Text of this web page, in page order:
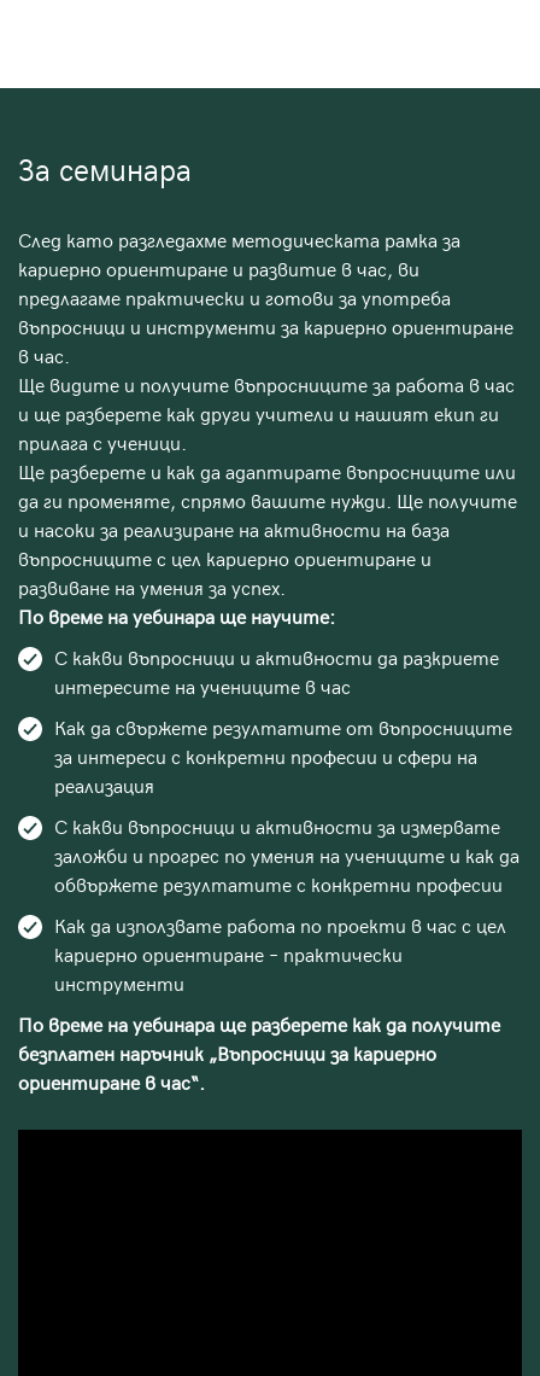
За семинара
След като разгледахме методическата рамка за
кариерно ориентиране и развитие в час, ви
предлагаме практически и готови за употреба
въпросници и инструменти за кариерно ориентиране
в час.
Ще видите и получите въпросниците за работа в час
и ще разберете как други учители и нашият екип ги
прилага с ученици.
Ще разберете и как да адаптирате въпросниците или
да ги променяте, спрямо вашите нужди. Ще получите
и насоки за реализиране на активности на база
въпросниците с цел кариерно ориентиране и
развиване на умения за успех.
По време на уебинара ще научите:
С какви въпросници и активности да разкриете
интересите на учениците в час
Как да свържете резултатите от въпросниците
за интереси с конкретни професии и сфери на
реализация
С какви въпросници и активности за измервате
заложби и прогрес по умения на учениците и как да
обвържете резултатите с конкретни професии
Как да използвате работа по проекти в час с цел
кариерно ориентиране – практически
инструменти
По време на уебинара ще разберете как да получите
безплатен наръчник „Въпросници за кариерно
ориентиране в час“.